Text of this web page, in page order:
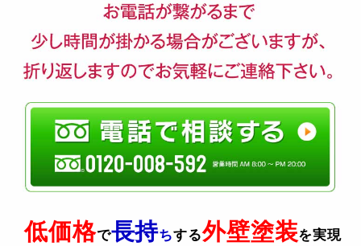
低価格で長持ちする外壁塗装を実現